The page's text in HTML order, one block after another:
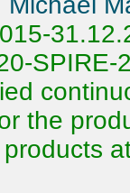
SPIRE-
the